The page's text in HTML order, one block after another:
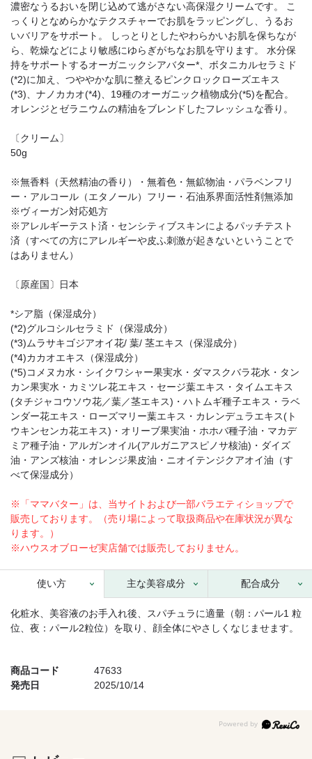
商品コード
47633
発売日
2025/10/14
濃密なうるおいを閉じ込めて逃がさない高保湿クリームです。 こ
っくりとなめらかなテクスチャーでお肌をラッピングし、うるお
いバリアをサポート。 しっとりとしたやわらかいお肌を保ちなが
ら、乾燥などにより敏感にゆらぎがちなお肌を守ります。 水分保
持をサポートするオーガニックシアバター*、ボタニカルセラミド
(*2)に加え、つややかな肌に整えるピンクロックローズエキス
(*3)、ナノカカオ(*4)、19種のオーガニック植物成分(*5)を配合。
オレンジとゼラニウムの精油をブレンドしたフレッシュな香り。
〔クリーム〕
50g
※無香料（天然精油の香り）・無着色・無鉱物油・パラベンフリ
ー・アルコール（エタノール）フリー・石油系界面活性剤無添加
※ヴィーガン対応処方
※アレルギーテスト済・センシティブスキンによるパッチテスト
済（すべての方にアレルギーや皮ふ刺激が起きないということで
はありません）
〔原産国〕日本
*シア脂（保湿成分）
(*2)グルコシルセラミド（保湿成分）
(*3)ムラサキゴジアオイ花/ 葉/ 茎エキス（保湿成分）
(*4)カカオエキス（保湿成分）
(*5)コメヌカ水・シイクワシャー果実水・ダマスクバラ花水・タン
カン果実水・カミツレ花エキス・セージ葉エキス・タイムエキス
(タチジャコウソウ花／葉／茎エキス)・ハトムギ種子エキス・ラベ
ンダー花エキス・ローズマリー葉エキス・カレンデュラエキス(ト
ウキンセンカ花エキス)・オリーブ果実油・ホホバ種子油・マカデ
ミア種子油・アルガンオイル(アルガニアスピノサ核油)・ダイズ
油・アンズ核油・オレンジ果皮油・ニオイテンジクアオイ油（す
べて保湿成分）
※「ママバター」は、当サイトおよび一部バラエティショップで
販売しております。（売り場によって取扱商品や在庫状況が異な
ります。）
※ハウスオブローゼ実店舗では販売しておりません。
使い方 主な美容成分 配合成分
化粧水、美容液のお手入れ後、スパチュラに適量（朝：パール1 粒
位、夜：パール2粒位）を取り、顔全体にやさしくなじませます。